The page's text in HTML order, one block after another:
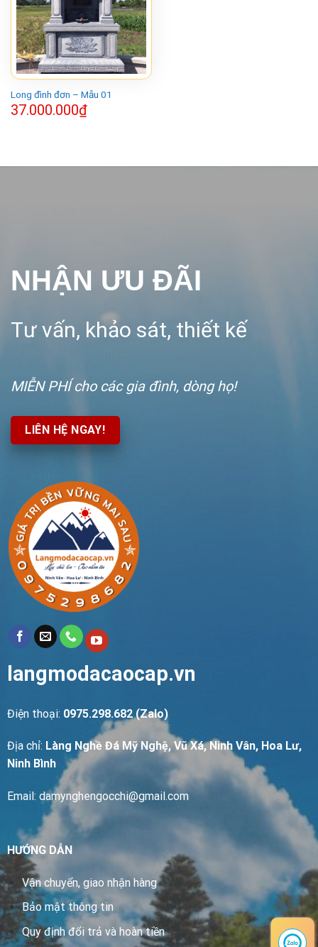
Long đình đơn – Mẫu 01
37.000.000₫
NHẬN ƯU ĐÃI
Tư vấn, khảo sát, thiết kế
MIỄN PHÍ cho các gia đình, dòng họ!
LIÊN HỆ NGAY!
langmodacaocap.vn
Điện thoại: 0975.298.682 (Zalo)
Địa chỉ: Làng Nghề Đá Mỹ Nghệ, Vũ Xá, Ninh Vân, Hoa Lư,
Ninh Bình
Email: damynghengocchi@gmail.com
HƯỚNG DẪN
Vận chuyển, giao nhận hàng
Bảo mật thông tin
Quy định đổi trả và hoàn tiền